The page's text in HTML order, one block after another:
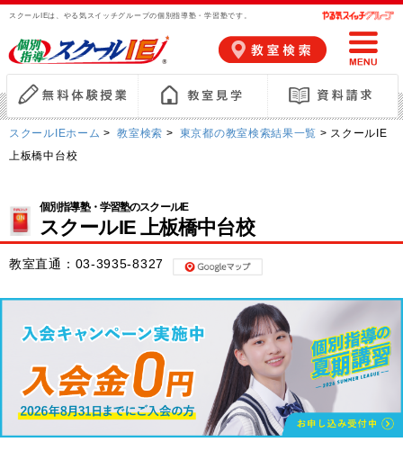
スクールIEは、やる気スイッチグループの個別指導塾・学習塾です。
スクールIEホーム > 教室検索 > 東京都の教室検索結果一覧 > スクールIE
上板橋中台校
個別指導塾・学習塾のスクールIE
スクールIE 上板橋中台校
教室直通： 03-3935-8327